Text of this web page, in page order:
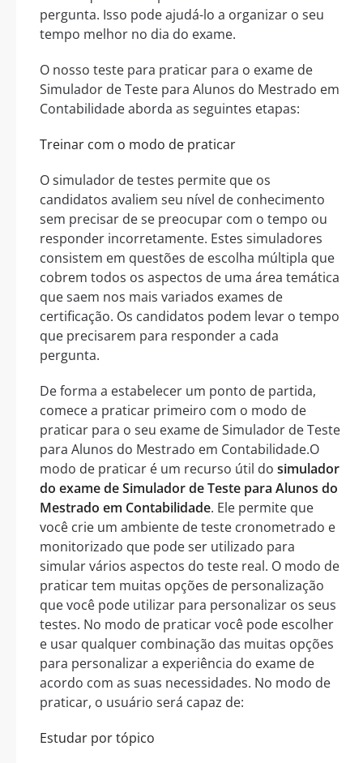
pergunta. Isso pode ajudá-lo a organizar o seu
tempo melhor no dia do exame.
O nosso teste para praticar para o exame de
Simulador de Teste para Alunos do Mestrado em
Contabilidade aborda as seguintes etapas:
Treinar com o modo de praticar
O simulador de testes permite que os
candidatos avaliem seu nível de conhecimento
sem precisar de se preocupar com o tempo ou
responder incorretamente. Estes simuladores
consistem em questões de escolha múltipla que
cobrem todos os aspectos de uma área temática
que saem nos mais variados exames de
certificação. Os candidatos podem levar o tempo
que precisarem para responder a cada
pergunta.
De forma a estabelecer um ponto de partida,
comece a praticar primeiro com o modo de
praticar para o seu exame de Simulador de Teste
para Alunos do Mestrado em Contabilidade.O
modo de praticar é um recurso útil do simulador
do exame de Simulador de Teste para Alunos do
Mestrado em Contabilidade. Ele permite que
você crie um ambiente de teste cronometrado e
monitorizado que pode ser utilizado para
simular vários aspectos do teste real. O modo de
praticar tem muitas opções de personalização
que você pode utilizar para personalizar os seus
testes. No modo de praticar você pode escolher
e usar qualquer combinação das muitas opções
para personalizar a experiência do exame de
acordo com as suas necessidades. No modo de
praticar, o usuário será capaz de:
Estudar por tópico